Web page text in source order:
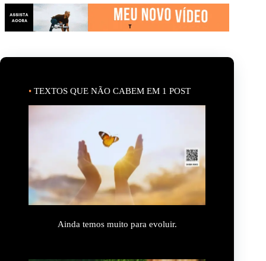
• TEXTOS QUE NÃO CABEM EM 1 POST
Ainda temos muito para evoluir.